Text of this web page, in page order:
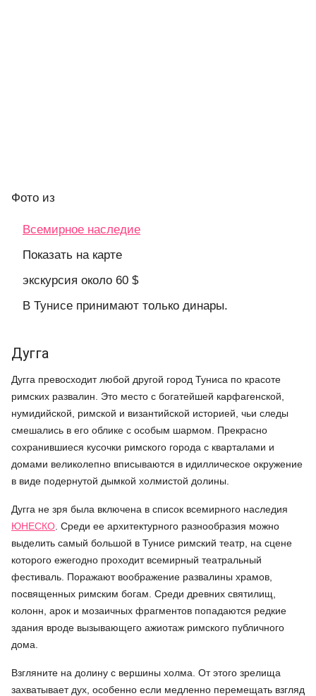
Фото из
Всемирное наследие
Показать на карте
экскурсия около 60 $
В Тунисе принимают только динары.
Дугга
Дугга превосходит любой другой город Туниса по красоте
римских развалин. Это место с богатейшей карфагенской,
нумидийской, римской и византийской историей, чьи следы
смешались в его облике с особым шармом. Прекрасно
сохранившиеся кусочки римского города с кварталами и
домами великолепно вписываются в идиллическое окружение
в виде подернутой дымкой холмистой долины.
Дугга не зря была включена в список всемирного наследия
ЮНЕСКО . Среди ее архитектурного разнообразия можно
выделить самый большой в Тунисе римский театр, на сцене
которого ежегодно проходит всемирный театральный
фестиваль. Поражают воображение развалины храмов,
посвященных римским богам. Среди древних святилищ,
колонн, арок и мозаичных фрагментов попадаются редкие
здания вроде вызывающего ажиотаж римского публичного
дома.
Взгляните на долину с вершины холма. От этого зрелища
захватывает дух, особенно если медленно перемещать взгляд